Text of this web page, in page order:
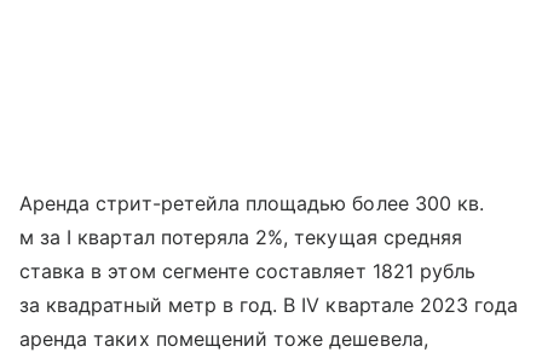
Аренда стрит-ретейла площадью более 300 кв.
м за I квартал потеряла 2%, текущая средняя
ставка в этом сегменте составляет 1821 рубль
за квадратный метр в год. В IV квартале 2023 года
аренда таких помещений тоже дешевела,